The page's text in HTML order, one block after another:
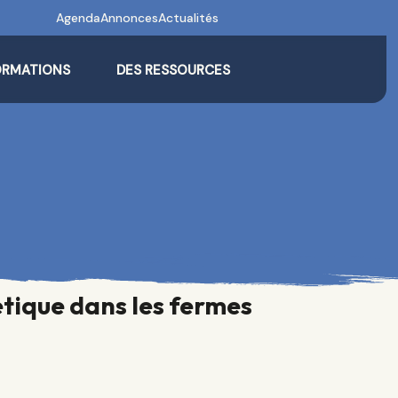
AgendaAnnoncesActualités
DES RESSOURCES
dans les fermes